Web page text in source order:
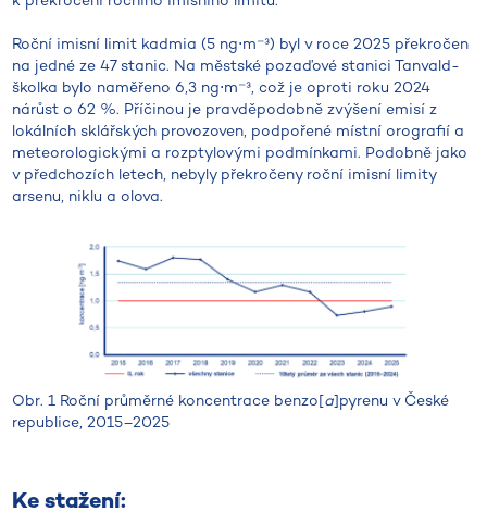
Roční imisní limit kadmia (5 ng⋅m⁻³) byl v roce 2025 překročen
na jedné ze 47 stanic. Na městské pozaďové stanici Tanvald-
školka bylo naměřeno 6,3 ng⋅m⁻³, což je oproti roku 2024
nárůst o 62 %. Příčinou je pravděpodobně zvýšení emisí z
lokálních sklářských provozoven, podpořené místní orografií a
meteorologickými a rozptylovými podmínkami. Podobně jako
v předchozích letech, nebyly překročeny roční imisní limity
arsenu, niklu a olova.
Obr. 1 Roční průměrné koncentrace benzo[a]pyrenu v České
republice, 2015–2025
Ke stažení: